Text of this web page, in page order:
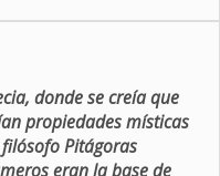
donde se creía que
propiedades místicas
Pitágoras
eran la base de